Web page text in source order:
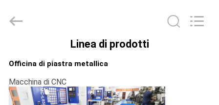
PRODOTTI
UNIQUE
AUTOMATION
Linea di prodotti
Officina di piastra metallica
Macchina di CNC